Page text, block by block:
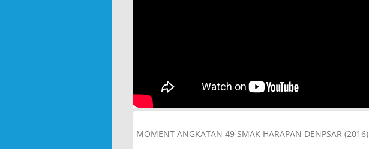
MOMENT ANGKATAN 49 SMAK HARAPAN DENPSAR (2016)